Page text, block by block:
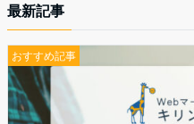
最新記事
おすすめ記事